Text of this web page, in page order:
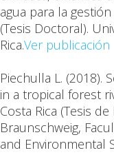
agua para la
(Tesis Doctoral).
Rica.Ver publicación
Piechulla L. (2018).
in a tropical forest
Costa Rica (Tesis
Braunschweig,
and Environmental